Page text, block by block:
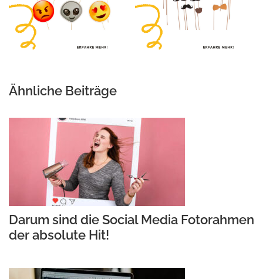
Ähnliche Beiträge
Darum sind die Social Media Fotorahmen
der absolute Hit!